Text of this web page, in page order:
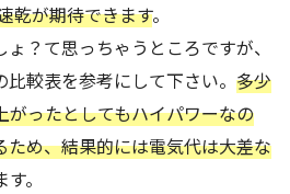
乾が期待できます。
？て思っちゃうところですが、
較表を参考にして下さい。 多少
がったとしてもハイパワーなの
ため、結果的には電気代は大差な
。